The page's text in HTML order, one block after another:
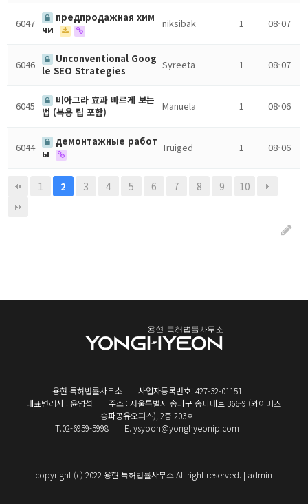
6047
предпродажная хим
чи
niksibak 1 08-07
6046
Unconventional Goog
le SEO Strategies
Syreeta 1 08-07
6045
비아그라 효과 빠르게 보는
법 (복용 팁 포함)
Manuela 1 08-06
6044
демонтажные работ
ы
Truiged 1 08-06
1 2 3 4 5 6 7 8 9 10
용현 특허법률사무소
사업자등록번호: 427-32-01151
대표변리사 : 윤영섭
주소 : 서울특별시 송파구 송파대로 366-9 (와이비즈
송파공유오피스), 2층 203호
T.02-6959-5998
E. ysyoon@yonghyeonip.com
copyright (c) 2022 용현 특허법률사무소 All right reserved. | admin